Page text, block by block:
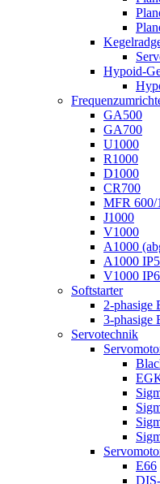
Hypoid-
GA500
GA700
U1000
R1000
D1000
CR700
MFR 600/
J1000
V1000
A1000
A1000
V1000
Softstarter
2-phasige
3-phasige
Servotechnik
E66